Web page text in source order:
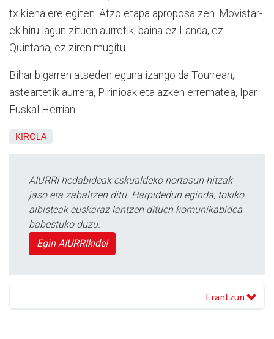
txikiena ere egiten. Atzo etapa aproposa zen. Movistar-
ek hiru lagun zituen aurretik, baina ez Landa, ez
Quintana, ez ziren mugitu.
Bihar bigarren atseden eguna izango da Tourrean;
asteartetik aurrera, Pirinioak eta azken errematea, Ipar
Euskal Herrian.
KIROLA
AIURRI hedabideak eskualdeko nortasun hitzak
jaso eta zabaltzen ditu. Harpidedun eginda, tokiko
albisteak euskaraz lantzen dituen komunikabidea
babestuko duzu.
Egin AIURRIkide!
Erantzun